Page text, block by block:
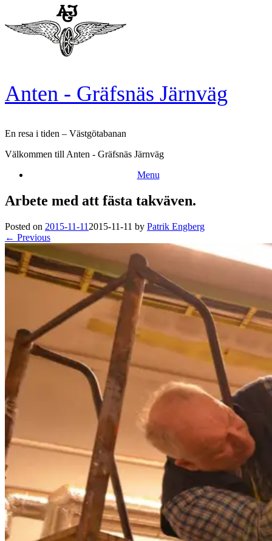
content
Anten - Gräfsnäs Järnväg
En resa i tiden – Västgötabanan
Välkommen till Anten - Gräfsnäs Järnväg
Menu
Arbete med att fästa takväven.
Posted on 2015-11-11 2015-11-11 by Patrik Engberg
← Previous